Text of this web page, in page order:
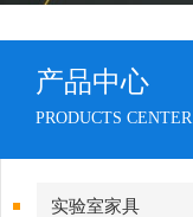
产品中心
PRODUCTS CENTER
实验室家具